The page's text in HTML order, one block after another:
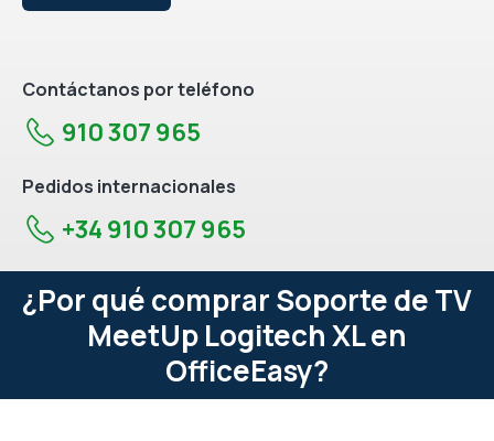
Contáctanos por teléfono
910 307 965
Pedidos internacionales
+34 910 307 965
¿Por qué comprar Soporte de TV
MeetUp Logitech XL en
OfficeEasy?